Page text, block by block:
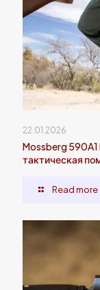
22.01.2026
Mossberg
тактическая
Read more